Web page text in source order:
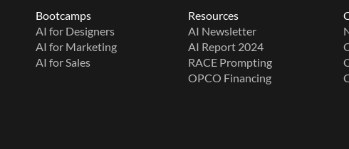
Bootcamps
AI for Designers
AI for Marketing
AI for Sales
Resources
AI Newsletter
AI Report 2024
RACE Prompting
OPCO Financing